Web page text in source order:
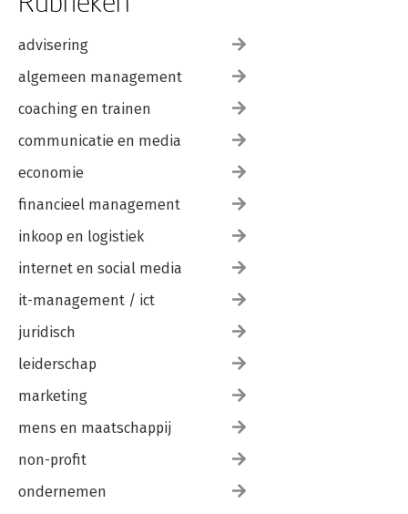
Index 213
advisering
algemeen management
coaching en trainen
communicatie en media
economie
financieel management
inkoop en logistiek
internet en social media
it-management / ict
juridisch
leiderschap
marketing
mens en maatschappij
non-profit
ondernemen